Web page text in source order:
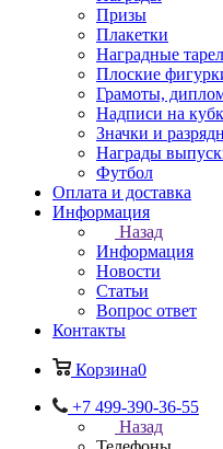
Призы
Плакетки
Наградные
Плоские
Грамоты,
Надписи на
Значки и
Награды
Футбол
Оплата и доставка
Информация
Назад
Информация
Новости
Статьи
Вопрос ответ
Контакты
Корзина0
+7 499-390-36-55
Назад